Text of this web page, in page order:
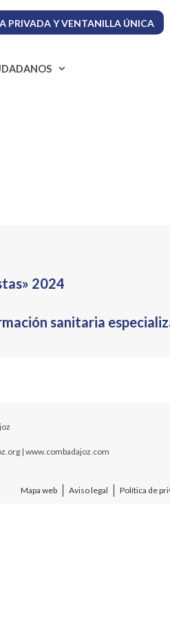
PRIVADA Y VENTANILLA ÚNICA
2024
sanitaria
| www.combadajoz.com
Mapa web Aviso legal Política de